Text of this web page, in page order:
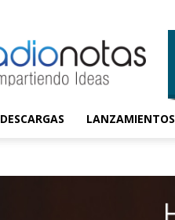
DESCARGAS LANZAMIENTOS